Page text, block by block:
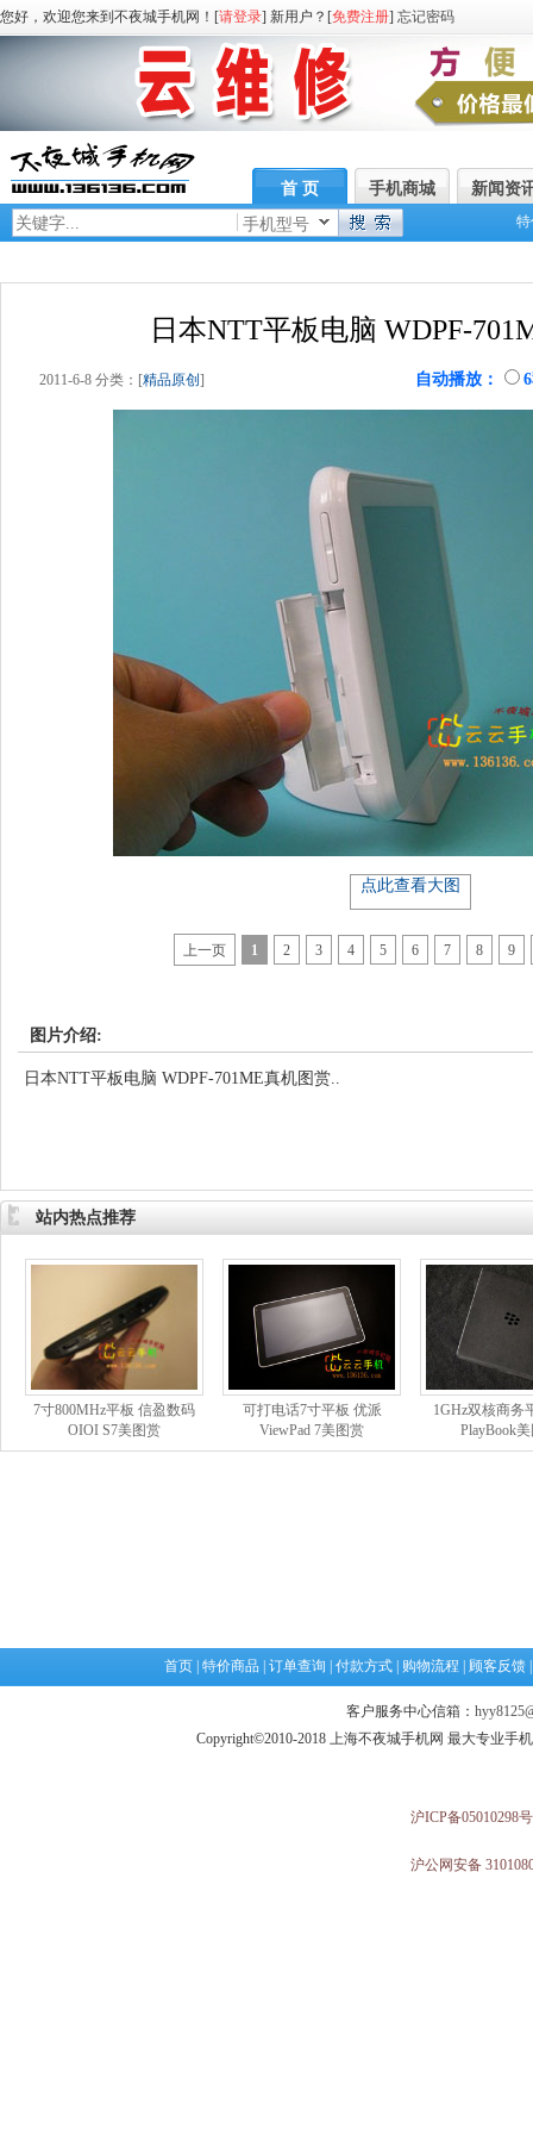
您好，欢迎您来到不夜城手机网！[请登录] 新用户？[免费注册] 忘记密码
首 页 手机商城
新闻资
手机型号
日本NTT平板电脑 WDPF-
2011-6-8 分类：[精品原创 ] 自动播放：
点此查看大图
上一页 1 2 3 4 5 6 7 8 9
图片介绍:
日本NTT平板电脑 WDPF-701ME真机图赏..
站内热点推荐
7寸800MHz平板 信盈数码
OIOI S7美图赏
可打电话7寸平板 优派
ViewPad 7美图赏
1GHz双核商务
PlayBook
首页 特价商品 订单查询 付款方式 购物流程 顾客反馈
客户服务中心信箱：
Copyright©2010-2018 上海不夜城手机网 最大专业手
沪ICP备05010298号
沪公网安备